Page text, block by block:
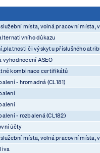
služební místa, volná pracovní místa,
důkazu
či výskytu příslušného
vyhodnocení ASEO
kombinace certifikátů
- hromadná (CL181)
- rozbalená (CL182)
účty
služební místa, volná pracovní místa,